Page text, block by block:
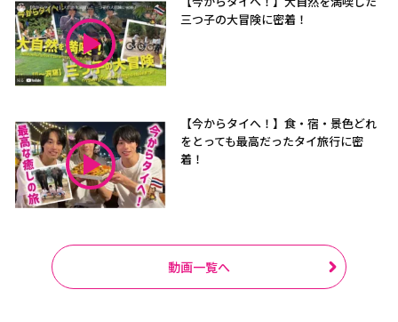
三つ子の大冒険に密着！
【今からタイへ！】食・宿・景色どれ
をとっても最高だったタイ旅行に密
着！
動画一覧へ